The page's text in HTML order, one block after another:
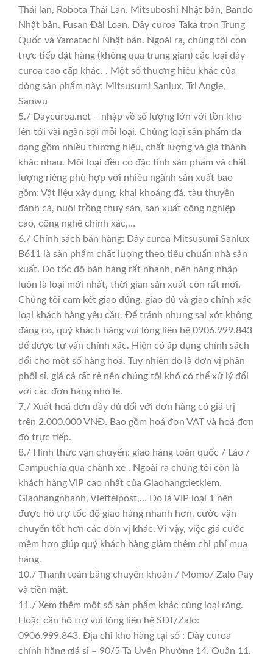
Thái lan, Robota Thái Lan. Mitsuboshi Nhật bản, Bando
Nhật bản. Fusan Đài Loan. Dây curoa Taka trơn Trung
Quốc và Yamatachi Nhật bản. Ngoài ra, chúng tôi còn
trực tiếp đặt hàng (không qua trung gian) các loại dây
curoa cao cấp khác. . Một số thương hiệu khác của
dòng sản phẩm này: Mitsusumi Sanlux, Tri Angle,
Sanwu
5./ Daycuroa.net – nhập về số lượng lớn với tồn kho
lên tới vài ngàn sợi mỗi loại. Chủng loại sản phẩm đa
dạng gồm nhiều thương hiệu, chất lượng và giá thành
khác nhau. Mỗi loại đều có đặc tính sản phẩm và chất
lượng riêng phù hợp với nhiều ngành sản xuất bao
gồm: Vật liệu xây dựng, khai khoáng đá, tàu thuyền
đánh cá, nuôi trồng thuỷ sản, sản xuất công nghiệp
cao, công nghệ chính xác,…
6./ Chính sách bán hàng: Dây curoa Mitsusumi Sanlux
B611 là sản phẩm chất lượng theo tiêu chuẩn nhà sản
xuất. Do tốc độ bán hàng rất nhanh, nên hàng nhập
luôn là loại mới nhất, thời gian sản xuất còn rất mới.
Chúng tôi cam kết giao đúng, giao đủ và giao chính xác
loại khách hàng yêu cầu. Để tránh nhưng sai xót không
đáng có, quý khách hàng vui lòng liên hệ 0906.999.843
để được tư vấn chính xác. Hiện có áp dụng chính sách
đổi cho một số hàng hoá. Tuy nhiên do là đơn vị phân
phối sỉ, giá cả rất rẻ nên chúng tôi khó có thể xử lý đổi
với các đơn hàng nhỏ lẻ.
7./ Xuất hoá đơn đầy đủ đối với đơn hàng có giá trị
trên 2.000.000 VNĐ. Bao gồm hoá đơn VAT và hoá đơn
đỏ trực tiếp.
8./ Hình thức vận chuyển: giao hàng toàn quốc / Lào /
Campuchia qua chành xe . Ngoài ra chúng tôi còn là
khách hàng VIP cao nhất của Giaohangtietkiem,
Giaohangnhanh, Viettelpost,… Do là VIP loại 1 nên
được hỗ trợ tốc độ giao hàng nhanh hơn, cước vận
chuyển tốt hơn các đơn vị khác. Vì vậy, việc giá cước
mềm hơn giúp quý khách hàng giảm thêm chi phí mua
hàng.
10./ Thanh toán bằng chuyển khoản / Momo/ Zalo Pay
và tiền mặt.
11./ Xem thêm một số sản phẩm khác cùng loại răng.
Hoặc cần hỗ trợ vui lòng liên hệ SĐT/Zalo:
0906.999.843. Địa chỉ kho hàng tại số : Dây curoa
chính hãng giá sỉ – 90/5 Tạ Uyên Phường 14, Quận 11,